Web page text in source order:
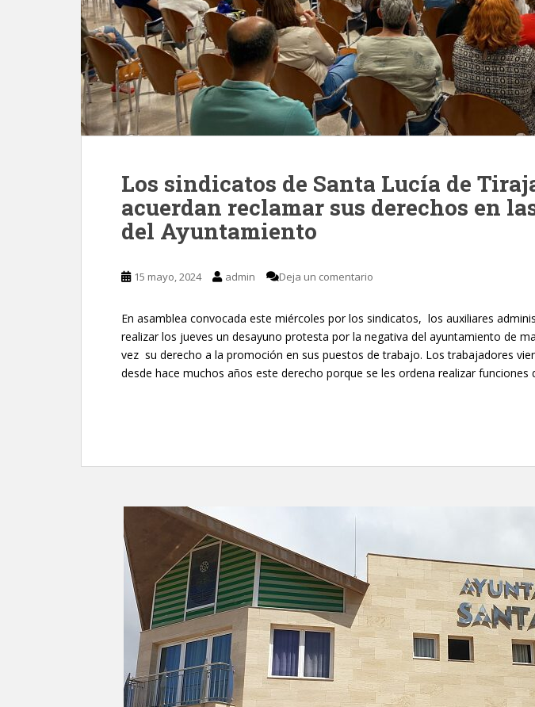
Los sindicatos de Santa Lucía de
acuerdan reclamar sus derechos en
del Ayuntamiento
15 mayo, 2024 admin Deja un comentario
En asamblea convocada este miércoles por los sindicatos, los auxiliares
realizar los jueves un desayuno protesta por la negativa del ayuntamiento de
vez su derecho a la promoción en sus puestos de trabajo. Los trabajadores
desde hace muchos años este derecho porque se les ordena realizar funciones